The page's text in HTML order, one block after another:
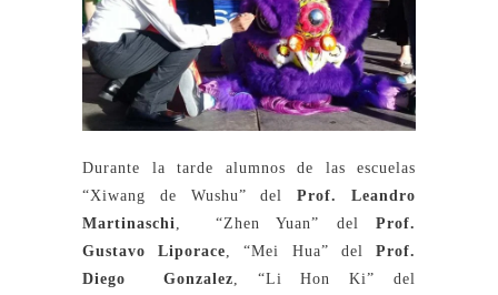
Durante la tarde alumnos de las escuelas
“Xiwang de Wushu” delProf. Leandro
Martinaschi , “Zhen Yuan” del Prof.
Gustavo Liporace , “Mei Hua” delProf.
Diego Gonzalez , “Li Hon Ki” del